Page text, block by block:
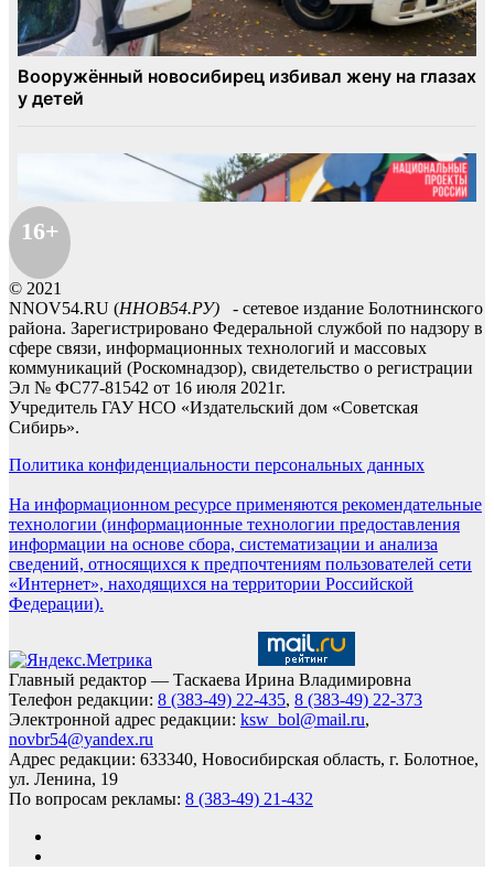
16+
© 2021
NNOV54.RU (ННОВ54.РУ) - сетевое издание Болотнинского
района. Зарегистрировано Федеральной службой по надзору в
сфере связи, информационных технологий и массовых
коммуникаций (Роскомнадзор), свидетельство о регистрации
Эл № ФС77-81542 от 16 июля 2021г.
Учредитель ГАУ НСО «Издательский дом «Советская
Сибирь».
Политика конфиденциальности персональных данных
На информационном ресурсе применяются рекомендательные
технологии (информационные технологии предоставления
информации на основе сбора, систематизации и анализа
сведений, относящихся к предпочтениям пользователей сети
«Интернет», находящихся на территории Российской
Федерации).
Главный редактор — Таскаева Ирина Владимировна
Телефон редакции: 8 (383-49) 22-435, 8 (383-49) 22-373
Электронной адрес редакции: ksw_bol@mail.ru,
novbr54@yandex.ru
Адрес редакции: 633340, Новосибирская область, г. Болотное,
ул. Ленина, 19
По вопросам рекламы: 8 (383-49) 21-432